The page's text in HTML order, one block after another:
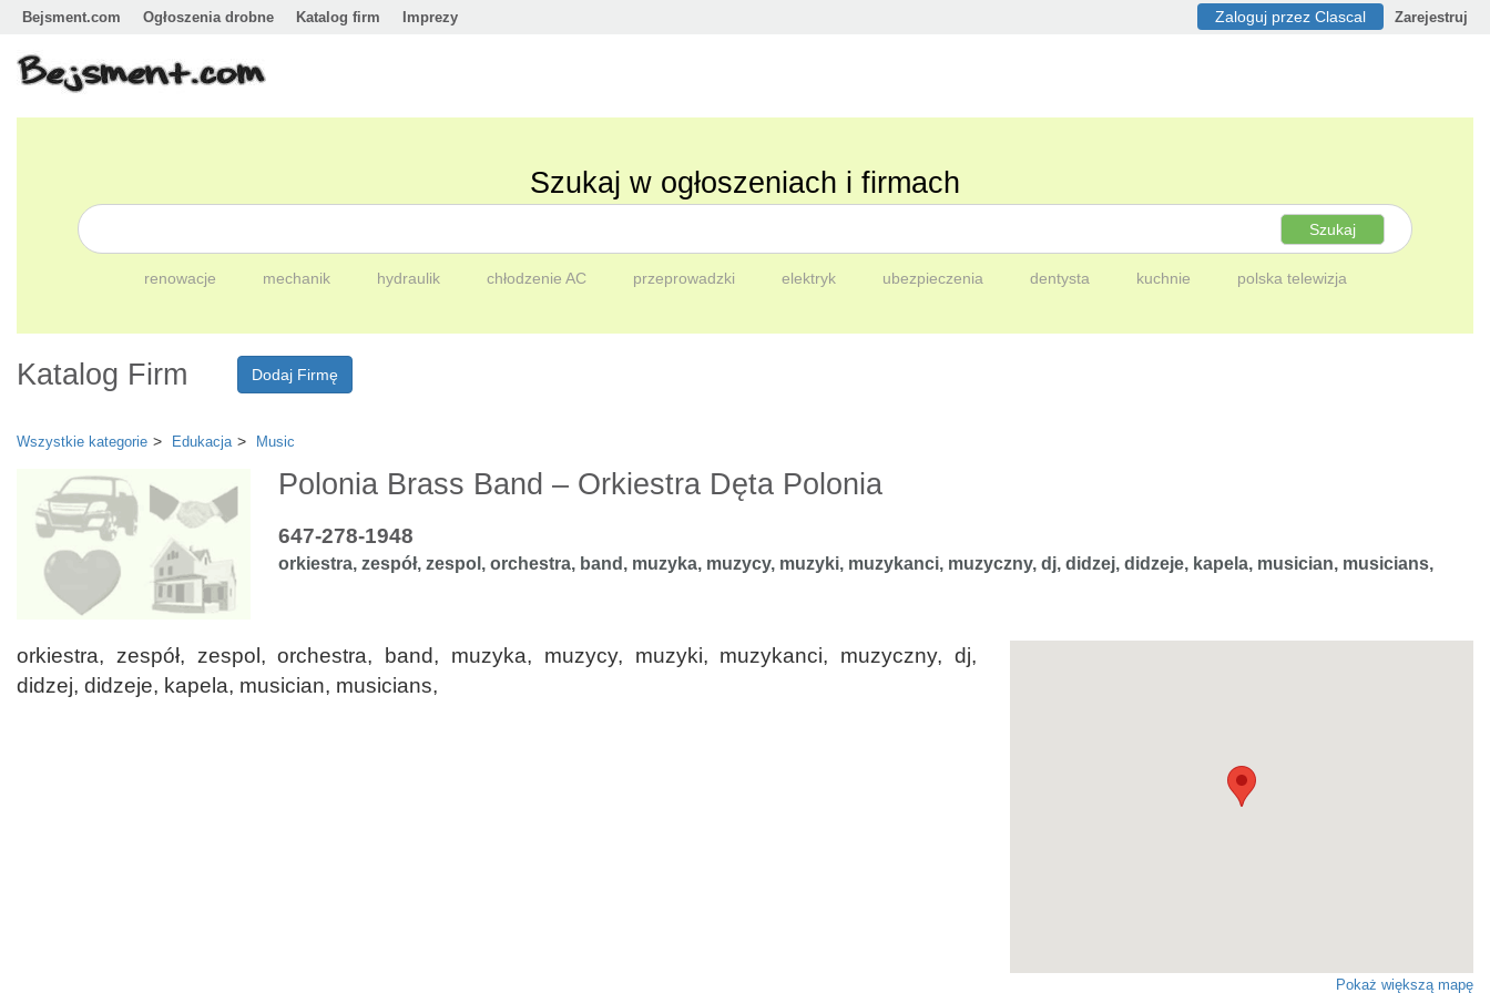
Bejsment.com Ogłoszenia drobne Katalog firm Imprezy Zaloguj przez Clascal Zarejestruj
Szukaj w ogłoszeniach i firmach
Szukaj
renowacje mechanik hydraulik chłodzenie AC przeprowadzki elektryk ubezpieczenia dentysta kuchnie polska telewizja
Katalog Firm Dodaj Firmę
Wszystkie kategorie Edukacja Music
Polonia Brass Band – Orkiestra Dęta Polonia
647-278-1948
orkiestra, zespół, zespol, orchestra, band, muzyka, muzycy, muzyki, muzykanci, muzyczny, dj, didzej, didzeje, kapela, musician, musicians,
orkiestra, zespół, zespol, orchestra, band, muzyka, muzycy, muzyki, muzykanci, muzyczny, dj,
didzej, didzeje, kapela, musician, musicians,
Pokaż większą mapę